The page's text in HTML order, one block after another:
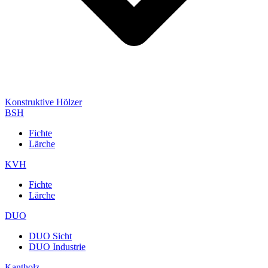
Konstruktive Hölzer
BSH
Fichte
Lärche
KVH
Fichte
Lärche
DUO
DUO Sicht
DUO Industrie